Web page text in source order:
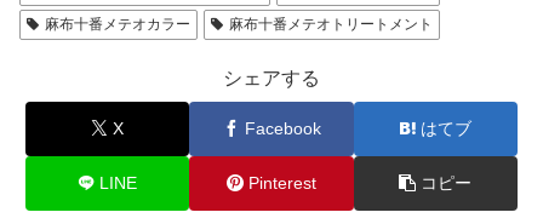
麻布十番メテオカラー
麻布十番メテオトリートメント
シェアする
X Facebook はてブ
LINE Pinterest コピー